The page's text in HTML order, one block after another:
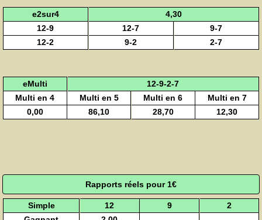
e2sur4
4,30
12-9
12-7
9-7
12-2
9-2 2-7
eMulti
12-9-2-7
Multi en 4
Multi en 5 Multi en 6
Multi en 7
0,00
86,10 28,70 12,30
Rapports réels pour 1€
Simple 12 9
2